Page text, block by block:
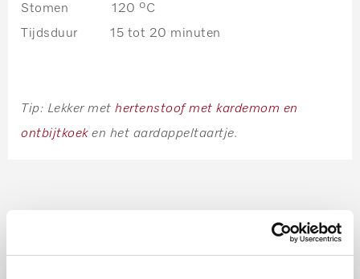
Stomen 120 ºC
Tijdsduur 15 tot 20 minuten
Tip: Lekker met hertenstoof met kardemom en
ontbijtkoeken het aardappeltaartje.